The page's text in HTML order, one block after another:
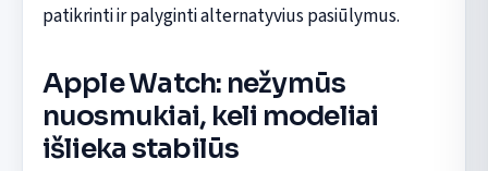
patikrinti ir palyginti alternatyvius pasiūlymus.
Apple Watch: nežymūs
nuosmukiai, keli modeliai
išlieka stabilūs